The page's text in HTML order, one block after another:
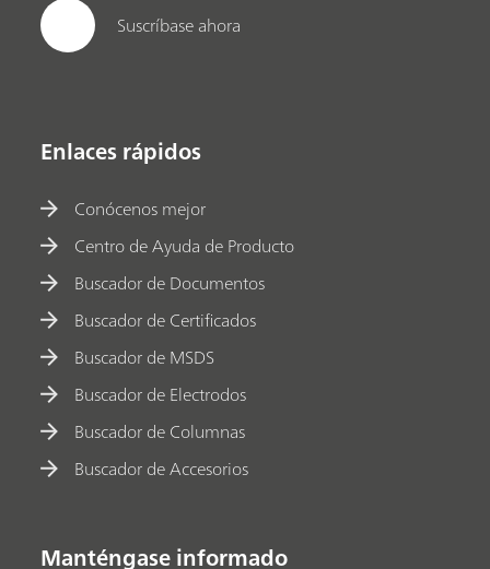
Suscríbase ahora
Enlaces rápidos
Conócenos mejor
Centro de Ayuda de Producto
Buscador de Documentos
Buscador de Certificados
Buscador de MSDS
Buscador de Electrodos
Buscador de Columnas
Buscador de Accesorios
Manténgase informado